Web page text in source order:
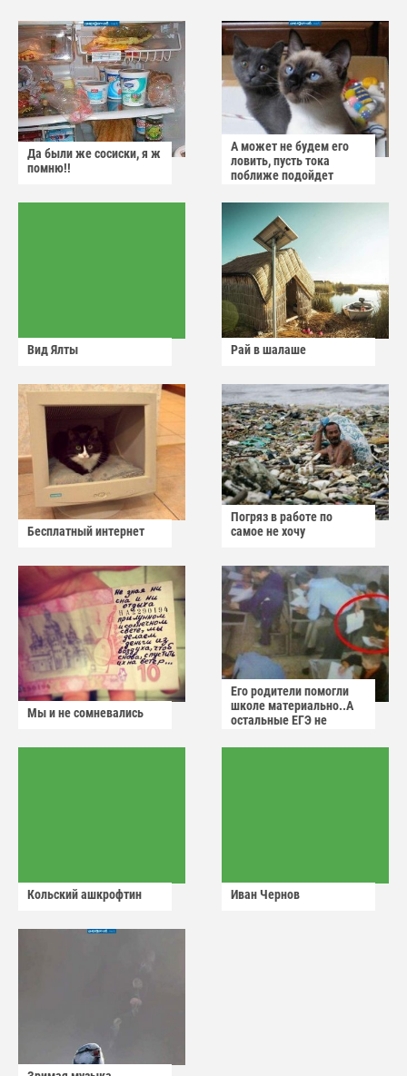
Да были же сосиски, я ж
помню!!
А может не будем его
ловить, пусть тока
поближе подойдет
Вид Ялты Рай в шалаше
Бесплатный интернет
Погряз в работе по
самое не хочу
Мы и не сомневались
Его родители помогли
школе материально..А
остальные ЕГЭ не
Кольский ашкрофтин Иван Чернов